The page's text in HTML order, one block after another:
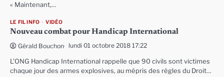
« Maintenant,…
LE FIL INFO VIDÉO
Nouveau combat pour Handicap International
Gérald Bouchon lundi 01 octobre 2018 17:22
L’ONG Handicap International rappelle que 90 civils sont victimes
chaque jour des armes explosives, au mépris des règles du Droit…